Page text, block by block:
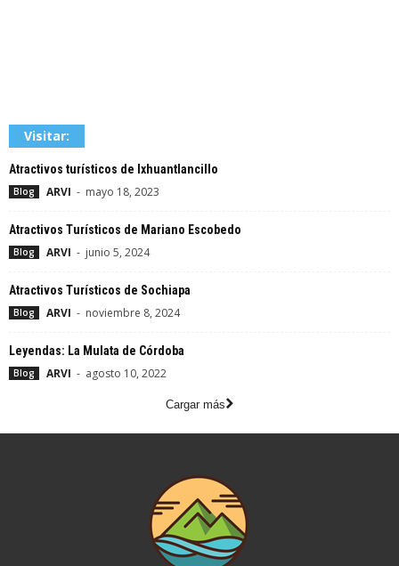
Visitar:
Atractivos turísticos de Ixhuantlancillo
Blog ARVI - mayo 18, 2023
Atractivos Turísticos de Mariano Escobedo
Blog ARVI - junio 5, 2024
Atractivos Turísticos de Sochiapa
Blog ARVI - noviembre 8, 2024
Leyendas: La Mulata de Córdoba
Blog ARVI - agosto 10, 2022
Cargar más